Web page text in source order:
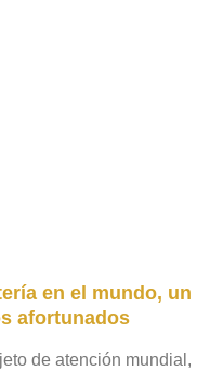
en el mundo, un
afortunados
de atención mundial,